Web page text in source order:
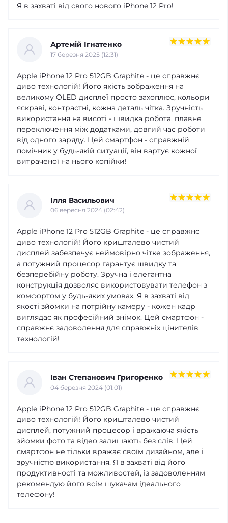
Я в захваті від свого нового iPhone 12 Pro!
Артемій Ігнатенко
17 березня 2025 (12:31)
Apple iPhone 12 Pro 512GB Graphite - це справжнє
диво технологій! Його якість зображення на
великому OLED дисплеї просто захоплює, кольори
яскраві, контрастні, кожна деталь чітка. Зручність
використання на висоті - швидка робота, плавне
переключення між додатками, довгий час роботи
від одного заряду. Цей смартфон - справжній
помічник у будь-якій ситуації, він вартує кожної
витраченої на нього копійки!
Ілля Васильович
06 вересня 2024 (02:42)
Apple iPhone 12 Pro 512GB Graphite - це справжнє
диво технологій! Його кришталево чистий
дисплей забезпечує неймовірно чітке зображення,
а потужний процесор гарантує швидку та
безперебійну роботу. Зручна і елегантна
конструкція дозволяє використовувати телефон з
комфортом у будь-яких умовах. Я в захваті від
якості зйомки на потрійну камеру - кожен кадр
виглядає як професійний знімок. Цей смартфон -
справжнє задоволення для справжніх цінителів
технологій!
Іван Степанович Григоренко
04 березня 2024 (01:01)
Apple iPhone 12 Pro 512GB Graphite - це справжнє
диво технологій! Його кришталево чистий
дисплей, потужний процесор і вражаюча якість
зйомки фото та відео залишають без слів. Цей
смартфон не тільки вражає своїм дизайном, але і
зручністю використання. Я в захваті від його
продуктивності та можливостей, із задоволенням
рекомендую його всім шукачам ідеального
телефону!